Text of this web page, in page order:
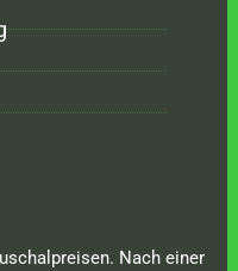
Nach einer